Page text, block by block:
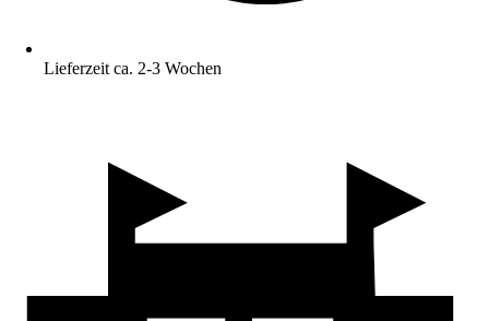
Lieferzeit ca. 2-3 Wochen